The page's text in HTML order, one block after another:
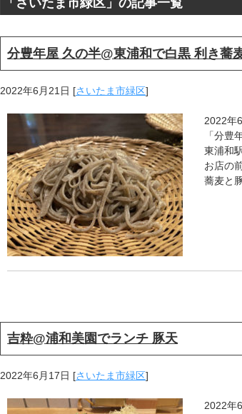
分豊年屋 久の半@東浦和で白黒 利き蕎
2022年6月21日 [さいたま市緑区]
2022年
「分豊
東浦和
お店の
蕎麦と
吉粋@浦和美園でランチ 豚天
2022年6月17日 [さいたま市緑区]
2022年